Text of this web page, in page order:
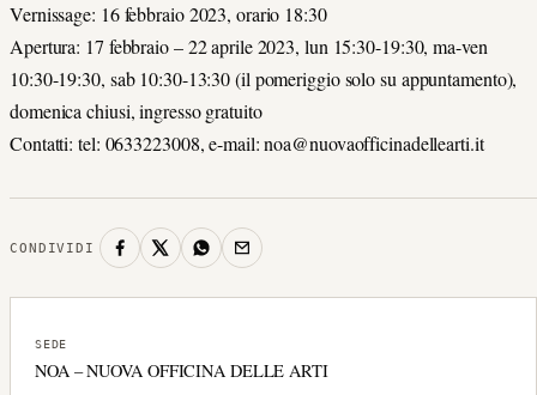
Vernissage: 16 febbraio 2023, orario 18:30
Apertura: 17 febbraio – 22 aprile 2023, lun 15:30-19:30, ma-ven
10:30-19:30, sab 10:30-13:30 (il pomeriggio solo su appuntamento),
domenica chiusi, ingresso gratuito
Contatti: tel: 0633223008, e-mail: noa@nuovaofficinadellearti.it
CONDIVIDI
SEDE
NOA – NUOVA OFFICINA DELLE ARTI